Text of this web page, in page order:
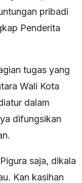
pribadi
Penderita
tugas yang
Wali Kota
dalam
difungsikan
saja, dikala
Kan kasihan